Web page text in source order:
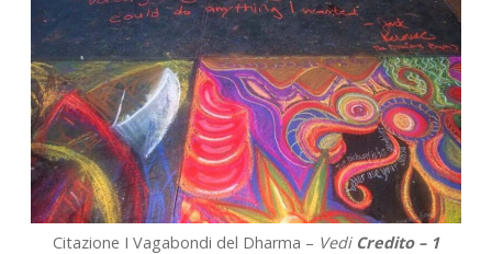
Citazione I Vagabondi del Dharma – Vedi Credito – 1